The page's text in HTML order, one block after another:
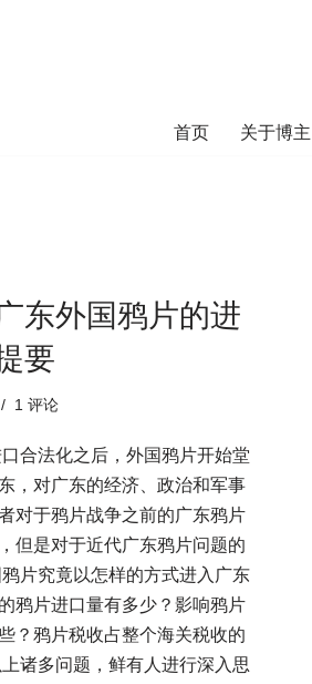
首页 关于博主
东外国鸦片的进
要
1 评论
合法化之后，外国鸦片开始堂
，对广东的经济、政治和军事
对于鸦片战争之前的广东鸦片
但是对于近代广东鸦片问题的
片究竟以怎样的方式进入广东
鸦片进口量有多少？影响鸦片
？鸦片税收占整个海关税收的
诸多问题，鲜有人进行深入思